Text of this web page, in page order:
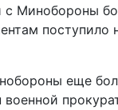
Минобороны
поступило
еще